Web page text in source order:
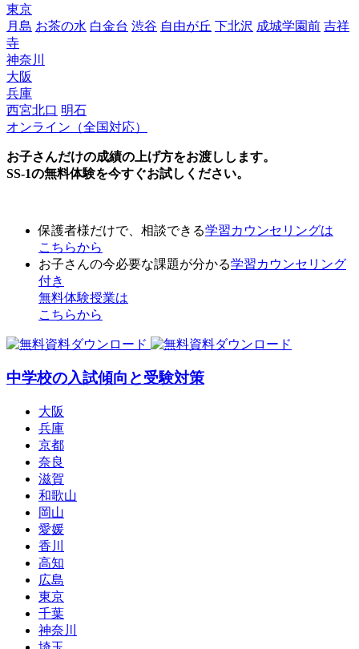
東京
月島 お茶の水 白金台 渋谷 自由が丘 下北沢 成城学園前 吉祥
寺
神奈川
大阪
兵庫
西宮北口 明石
オンライン（全国対応）
お子さんだけの成績の上げ方をお渡しします。
SS-1の無料体験を今すぐお試しください。
保護者様だけで、相談できる学習カウンセリングは
こちらから
お子さんの今必要な課題が分かる学習カウンセリング
付き
無料体験授業は
こちらから
中学校の入試傾向と受験対策
大阪
兵庫
京都
奈良
滋賀
和歌山
岡山
愛媛
香川
高知
広島
東京
千葉
神奈川